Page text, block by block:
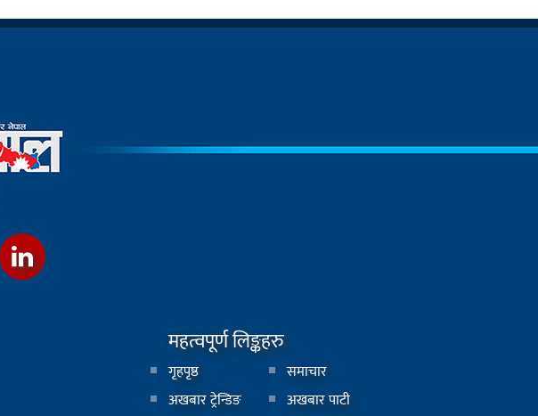
महत्वपूर्ण लिङ्कहरु
गृहपृष्ठ
समाचार
अखबार ट्रेन्डिङ
अखबार पाटी